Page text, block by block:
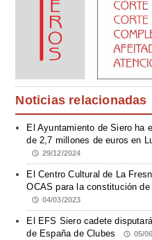
Noticias relacionadas
El Ayuntamiento de Siero ha
de 2,7 millones de euros en
29/12/2024
El Centro Cultural de La
OCAS para la constitución
04/03/2023
El EFS Siero cadete
de España de Clubes
05/